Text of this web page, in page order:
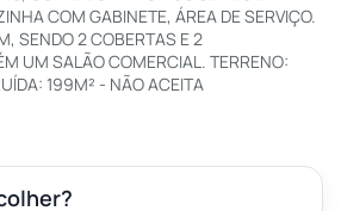
COM GABINETE, ÁREA DE SERVIÇO.
SENDO 2 COBERTAS E 2
UM SALÃO COMERCIAL. TERRENO:
199M² - NÃO ACEITA